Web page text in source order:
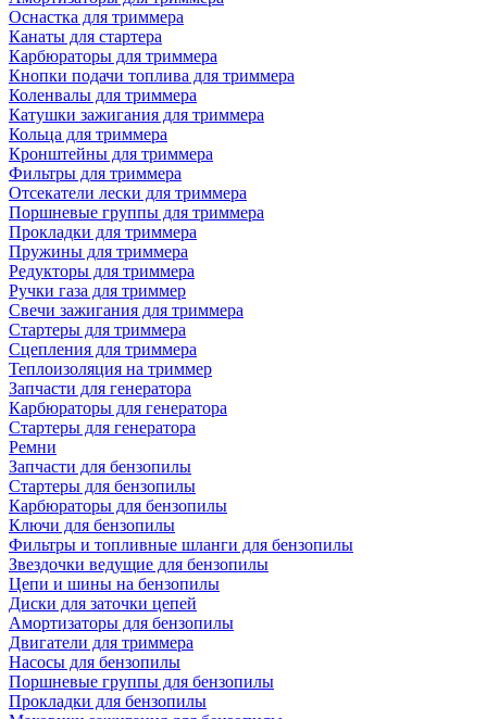
Оснастка для триммера
Канаты для стартера
Карбюраторы для триммера
Кнопки подачи топлива для триммера
Коленвалы для триммера
Катушки зажигания для триммера
Кольца для триммера
Кронштейны для триммера
Фильтры для триммера
Отсекатели лески для триммера
Поршневые группы для триммера
Прокладки для триммера
Пружины для триммера
Редукторы для триммера
Ручки газа для триммер
Свечи зажигания для триммера
Стартеры для триммера
Сцепления для триммера
Теплоизоляция на триммер
Запчасти для генератора
Карбюраторы для генератора
Стартеры для генератора
Ремни
Запчасти для бензопилы
Стартеры для бензопилы
Карбюраторы для бензопилы
Ключи для бензопилы
Фильтры и топливные шланги для бензопилы
Звездочки ведущие для бензопилы
Цепи и шины на бензопилы
Диски для заточки цепей
Амортизаторы для бензопилы
Двигатели для триммера
Насосы для бензопилы
Поршневые группы для бензопилы
Прокладки для бензопилы